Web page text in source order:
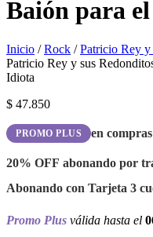
Baión para
Inicio /Rock /Patricio Rey y
Patricio Rey y sus
Idiota
$ 47.850
PROMO PLUS en
20% OFF abonando por
Abonando con Tarjeta 3
Promo Plus válida hasta el